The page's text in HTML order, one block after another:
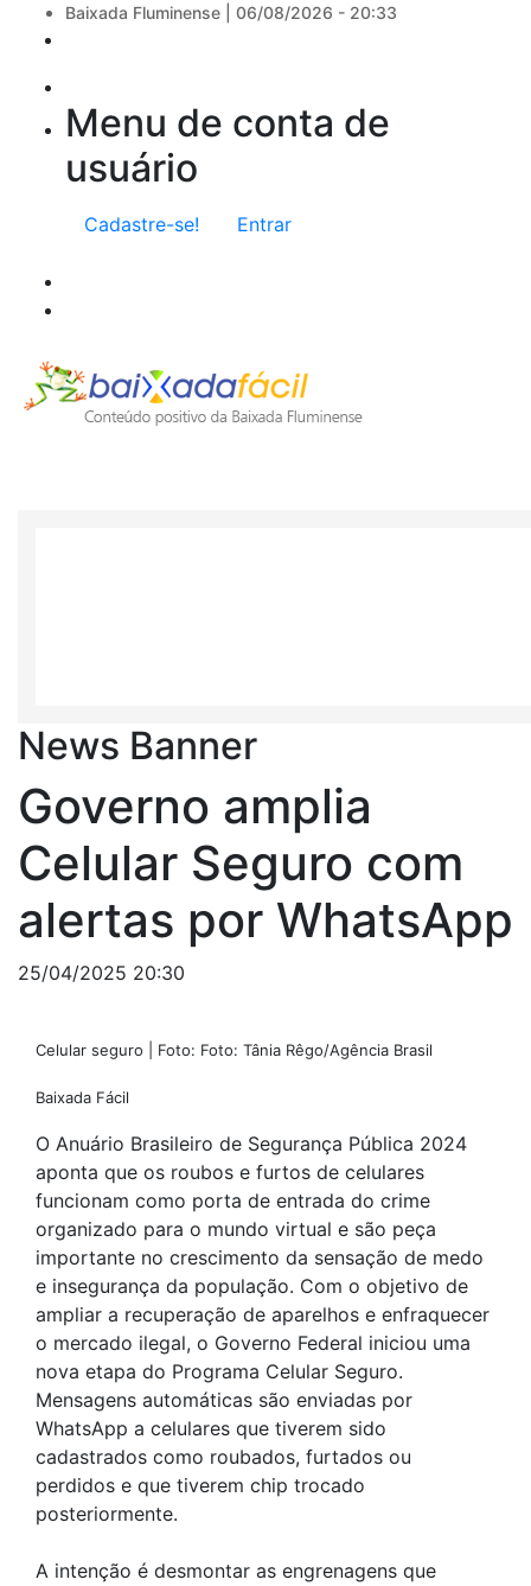
Baixada Fluminense | 06/08/2026 - 20:33
Menu de conta de
usuário
Cadastre-se! Entrar
News Banner
Governo amplia
Celular Seguro com
alertas por WhatsApp
25/04/2025 20:30
Celular seguro | Foto: Foto: Tânia Rêgo/Agência Brasil
Baixada Fácil
O Anuário Brasileiro de Segurança Pública 2024
aponta que os roubos e furtos de celulares
funcionam como porta de entrada do crime
organizado para o mundo virtual e são peça
importante no crescimento da sensação de medo
e insegurança da população. Com o objetivo de
ampliar a recuperação de aparelhos e enfraquecer
o mercado ilegal, o Governo Federal iniciou uma
nova etapa do Programa Celular Seguro.
Mensagens automáticas são enviadas por
WhatsApp a celulares que tiverem sido
cadastrados como roubados, furtados ou
perdidos e que tiverem chip trocado
posteriormente.
A intenção é desmontar as engrenagens que